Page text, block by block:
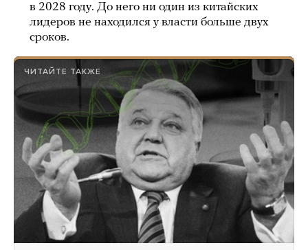
в 2028 году. До него ни один из китайских
лидеров не находился у власти больше двух
сроков.
ЧИТАЙТЕ ТАКЖЕ